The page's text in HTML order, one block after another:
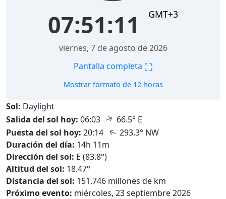
07:51:12 GMT+3
viernes, 7 de agosto de 2026
Pantalla completa ⛶
Mostrar formato de 12 horas
Sol: Daylight
Salida del sol hoy: 06:03 ↑ 66.5° E
Puesta del sol hoy: 20:14 ↑ 293.3° NW
Duración del día: 14h 11m
Dirección del sol: E (83.8°)
Altitud del sol: 18.47°
Distancia del sol: 151.746 millones de km
Próximo evento: miércoles, 23 septiembre 2026